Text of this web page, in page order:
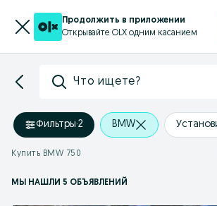
Продолжить в приложении
Открывайте OLX одним касанием
Что ищете?
Фильтры·2 BMW
Купить BMW 750
МЫ НАШЛИ 5 ОБЪЯВЛЕНИЙ